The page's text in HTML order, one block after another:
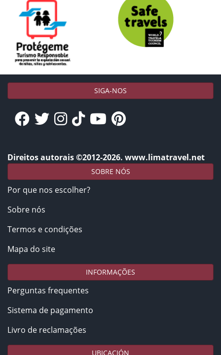
SIGA-NOS
Direitos autorais ©2012-2026. www.limatravel.net
SOBRE NÓS
Por que nos escolher?
Sobre nós
Termos e condições
Mapa do site
INFORMAÇÕES
Perguntas frequentes
Sistema de pagamento
Livro de reclamações
UBICACIÓN